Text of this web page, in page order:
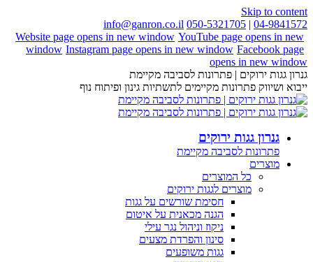
Skip to content
04-9841572
|
050-5321705
info@ganron.co.il
Website page opens in new window YouTube page opens in new
window Instagram page opens in new window Facebook page
opens in new window
גנרון גגות ירוקים | פתרונות לסביבה מקיימת
ייבוא ושיווק פתרונות מקיימים לתשתיות גינון ופיתוח נוף
גנרון גגות ירוקים
פתרונות לסביבה מקיימת
מוצרים
כל המוצרים
מוצרים לגגות ירוקים
חסימת שורשים על גגות
הגנה מכאנית על איטום
ניקוז וניהול נגר עילי
סינון והפרדת מצעים
גגות משופעים